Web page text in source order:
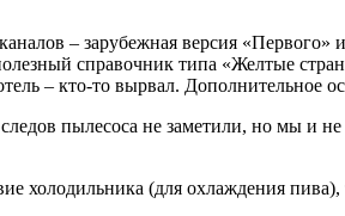
– зарубежная версия
справочник типа «Желтые
отель – кто-то вырвал.
пылесоса не заметили, но мы и
холодильника (для охлаждения